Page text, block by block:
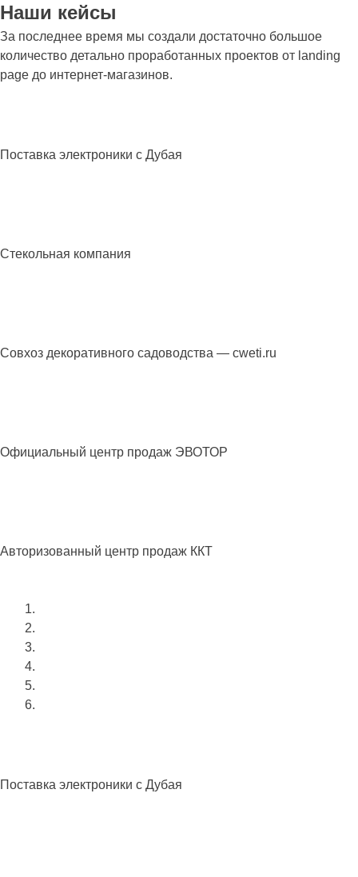
Наши кейсы
За последнее время мы создали достаточно большое
количество детально проработанных проектов от landing
page до интернет-магазинов.
Поставка электроники с Дубая
Стекольная компания
Совхоз декоративного садоводства — cweti.ru
Официальный центр продаж ЭВОТОР
Авторизованный центр продаж ККТ
Поставка электроники с Дубая